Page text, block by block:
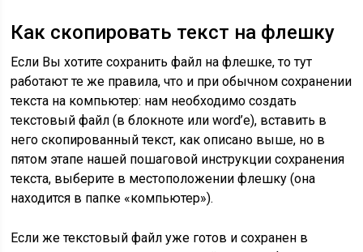
Как скопировать текст на флешку
Если Вы хотите сохранить файл на флешке, то тут
работают те же правила, что и при обычном сохранении
текста на компьютер: нам необходимо создать
текстовый файл (в блокноте или word’e), вставить в
него скопированный текст, как описано выше, но в
пятом этапе нашей пошаговой инструкции сохранения
текста, выберите в местоположении флешку (она
находится в папке «компьютер»).
Если же текстовый файл уже готов и сохранен в